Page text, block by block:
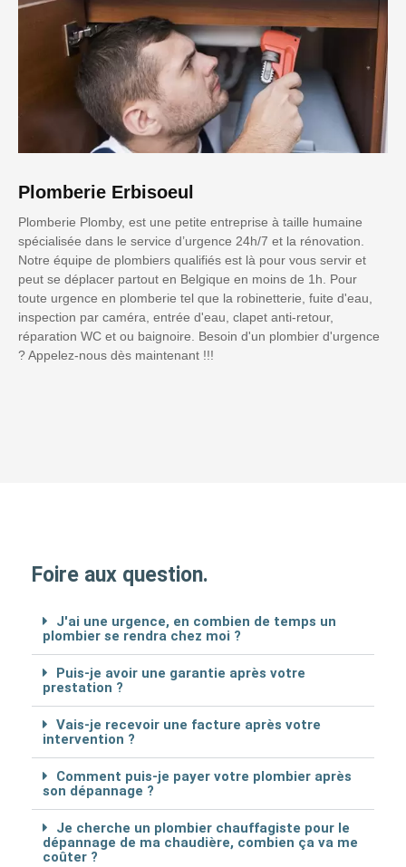
Plomberie Erbisoeul
Plomberie Plomby, est une petite entreprise à taille humaine
spécialisée dans le service d’urgence 24h/7 et la rénovation.
Notre équipe de plombiers qualifiés est là pour vous servir et
peut se déplacer partout en Belgique en moins de 1h. Pour
toute urgence en plomberie tel que la robinetterie, fuite d'eau,
inspection par caméra, entrée d'eau, clapet anti-retour,
réparation WC et ou baignoire. Besoin d'un plombier d'urgence
? Appelez-nous dès maintenant !!!
Foire aux question.
J'ai une urgence, en combien de temps un
plombier se rendra chez moi ?
Puis-je avoir une garantie après votre
prestation ?
Vais-je recevoir une facture après votre
intervention ?
Comment puis-je payer votre plombier après
son dépannage ?
Je cherche un plombier chauffagiste pour le
dépannage de ma chaudière, combien ça va me
coûter ?